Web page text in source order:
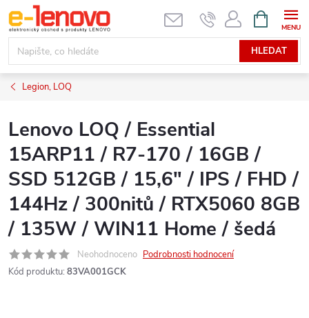
Přejít
na
obsah
HLEDAT
NÁKUPNÍ
KOŠÍK
Legion, LOQ
Lenovo LOQ / Essential
15ARP11 / R7-170 / 16GB /
SSD 512GB / 15,6" / IPS / FHD /
144Hz / 300nitů / RTX5060 8GB
/ 135W / WIN11 Home / šedá
Neohodnoceno Podrobnosti hodnocení
Kód produktu: 83VA001GCK